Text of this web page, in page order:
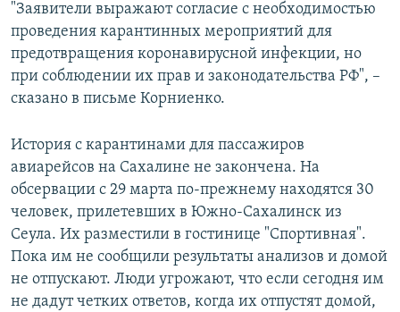
"Заявители выражают согласие с необходимостью
проведения карантинных мероприятий для
предотвращения коронавирусной инфекции, но
при соблюдении их прав и законодательства РФ", –
сказано в письме Корниенко.
История с карантинами для пассажиров
авиарейсов на Сахалине не закончена. На
обсервации с 29 марта по-прежнему находятся 30
человек, прилетевших в Южно-Сахалинск из
Сеула. Их разместили в гостинице "Спортивная".
Пока им не сообщили результаты анализов и домой
не отпускают. Люди угрожают, что если сегодня им
не дадут четких ответов, когда их отпустят домой,